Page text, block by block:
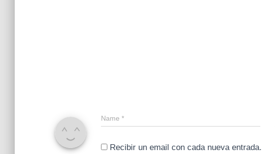
Name *
Recibir un email con cada nueva entrada.